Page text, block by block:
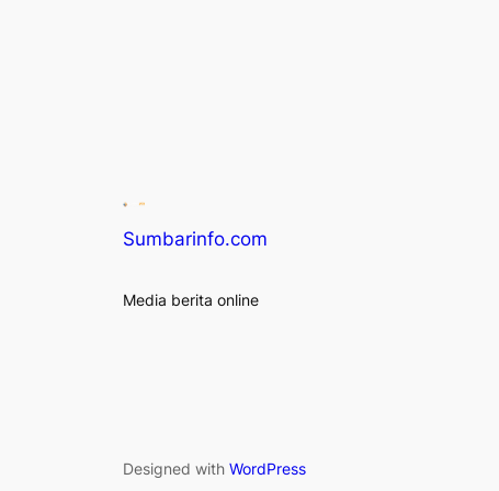
Sumbarinfo.com
Media berita online
Designed with WordPress